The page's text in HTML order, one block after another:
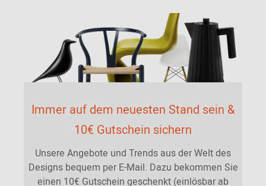
Immer auf dem neuesten Stand sein &
10€ Gutschein sichern
Unsere Angebote und Trends aus der Welt des
Designs bequem per E-Mail. Dazu bekommen Sie
einen 10€ Gutschein geschenkt (einlösbar ab